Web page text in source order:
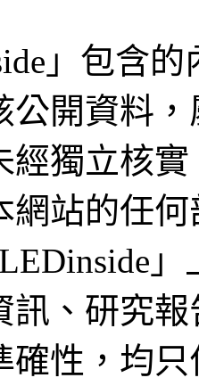
」包含
公開資料
經獨立核
網站的任
訊、研究
確性，均